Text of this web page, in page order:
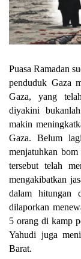
Puasa Ramadan
penduduk Gaza
Gaza, yang
diyakini
makin
Gaza. Belum
menjatuhkan
tersebut telah
mengakibatkan
dalam hitungan
dilaporkan
5 orang di kamp
Yahudi juga
Barat.